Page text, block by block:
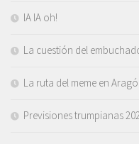
IA IA oh!
La cuestión del
La ruta del meme en
Previsiones trumpianas